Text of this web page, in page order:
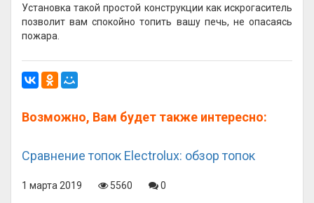
Установка такой простой конструкции как искрогаситель
позволит вам спокойно топить вашу печь, не опасаясь
пожара.
Возможно, Вам будет также интересно:
Сравнение топок Electrolux: обзор топок
1 марта 2019 5560 0